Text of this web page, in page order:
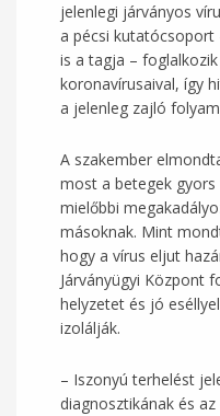
jelenlegi járványos
a pécsi kutatócsoport
is a tagja –
koronavírusaival, így
a jelenleg zajló
A szakember
most a betegek
mielőbbi
másoknak. Mint
hogy a vírus eljut
Járványügyi Központ
helyzetet és jó
izolálják.
– Iszonyú terhelést
diagnosztikának és